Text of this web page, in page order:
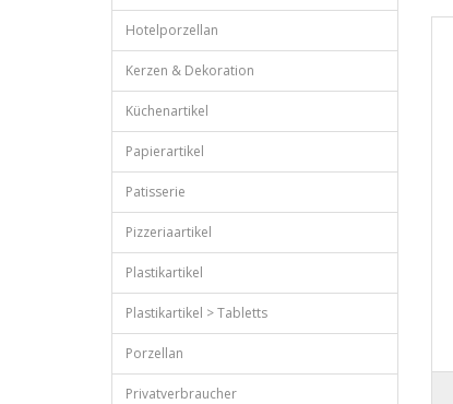
Hotelporzellan
Kerzen & Dekoration
Küchenartikel
Papierartikel
Patisserie
Pizzeriaartikel
Plastikartikel
Plastikartikel > Tabletts
Porzellan
Privatverbraucher